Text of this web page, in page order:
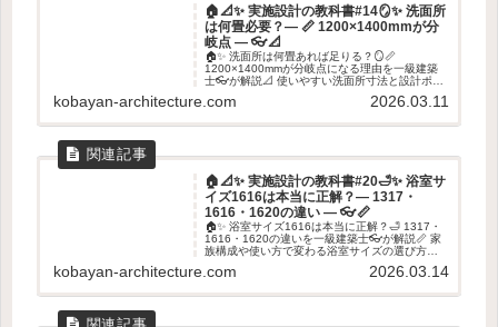
🏠📐✨ 実施設計の教科書#14🪞✨ 洗面所
は何畳必要？― 📏 1200×1400mmが分
岐点 ― 👓📐
🏠✨ 洗面所は何畳あれば足りる？🪞📏
1200×1400mmが分岐点になる理由を一級建築
士👓が解説📐 使いやすい洗面所寸法と設計ポイ
kobayan-architecture.com 2026.03.11
🏠📐✨ 実施設計の教科書#20🛁✨ 浴室サ
イズ1616は本当に正解？― 1317・
1616・1620の違い ― 👓📏
🏠✨ 浴室サイズ1616は本当に正解？🛁 1317・
1616・1620の違いを一級建築士👓が解説📏 家
族構成や使い方で変わる浴室サイズの選び方を
kobayan-architecture.com 2026.03.14